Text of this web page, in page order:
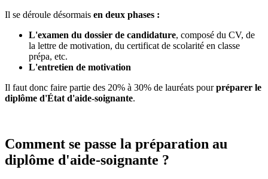
Il se déroule désormais en deux phases :
L'examen du dossier de candidature, composé du CV, de
la lettre de motivation, du certificat de scolarité en classe
prépa, etc.
L'entretien de motivation
Il faut donc faire partie des 20% à 30% de lauréats pourpréparer le
diplôme d'État d'aide-soignante.
Comment se passe la préparation au
diplôme d'aide-soignante ?